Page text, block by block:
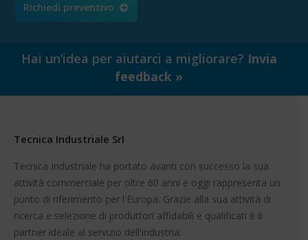
Richiedi preventivo
Hai un’idea per aiutarci a migliorare? Invia
feedback »
Tecnica Industriale Srl
Tecnica Industriale ha portato avanti con successo la sua
attività commerciale per oltre 60 anni e oggi rappresenta un
punto di riferimento per l'Europa. Grazie alla sua attività di
ricerca e selezione di produttori affidabili e qualificati è il
partner ideale al servizio dell'industria.